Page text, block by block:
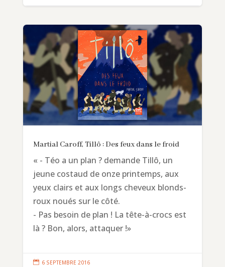
Martial Caroff, Tillô : Des feux dans le froid
« - Téo a un plan ? demande Tillô, un
jeune costaud de onze printemps, aux
yeux clairs et aux longs cheveux blonds-
roux noués sur le côté.
- Pas besoin de plan ! La tête-à-crocs est
là ? Bon, alors, attaquer !»
 6 SEPTEMBRE 2016